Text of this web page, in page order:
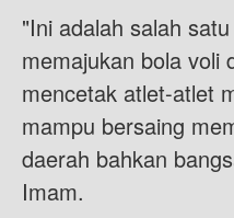
"Ini adalah salah
memajukan bola voli
mencetak atlet-atlet
mampu bersaing
daerah bahkan
Imam.